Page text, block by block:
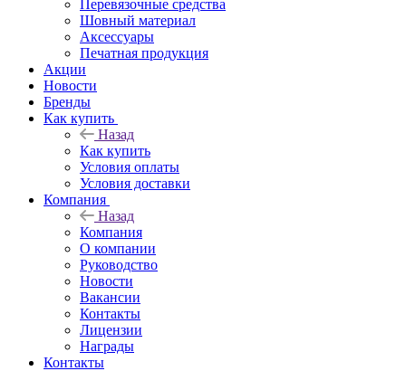
Перевязочные средства
Шовный материал
Аксессуары
Печатная продукция
Акции
Новости
Бренды
Как купить
Назад
Как купить
Условия оплаты
Условия доставки
Компания
Назад
Компания
О компании
Руководство
Новости
Вакансии
Контакты
Лицензии
Награды
Контакты